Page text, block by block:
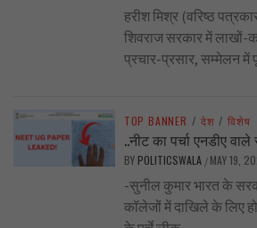
हरीश मिश्र (वरिष्ठ
शिवराज सरकार में
प्रचार-प्रसार, सम्मेलन में
TOP BANNER / देश / विशेष
..नीट का पर्चा एनडीए
BY POLITICSWALA / MAY 19,
-सुनील कुमार भारत के
कॉलेजों में दाखिले के लिए